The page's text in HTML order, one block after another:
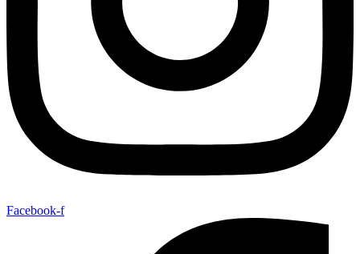
Facebook-f